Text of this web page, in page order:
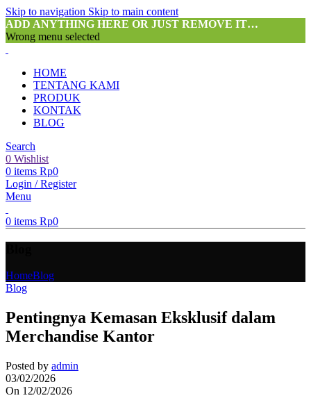
Skip to navigation Skip to main content
ADD ANYTHING HERE OR JUST REMOVE IT…
Wrong menu selected
HOME
TENTANG KAMI
PRODUK
KONTAK
BLOG
Search
0 Wishlist
0 items Rp0
Login / Register
Menu
0 items Rp0
HomeBlog
Blog
Pentingnya Kemasan Eksklusif dalam
Merchandise Kantor
Posted by admin
03/02/2026
On 12/02/2026